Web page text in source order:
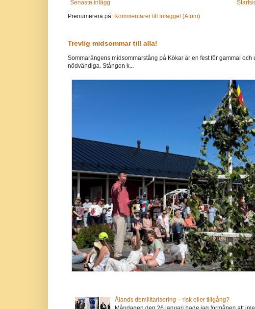
Senaste inlägg
Prenumerera på: Kommentarer till inlägget (Atom)
Trevlig midsommar till alla!
Sommarängens midsommarstång på Kökar är en fest för gammal
nödvändiga. Stången k...
Ålands demilitarisering – risk eller tillgång?